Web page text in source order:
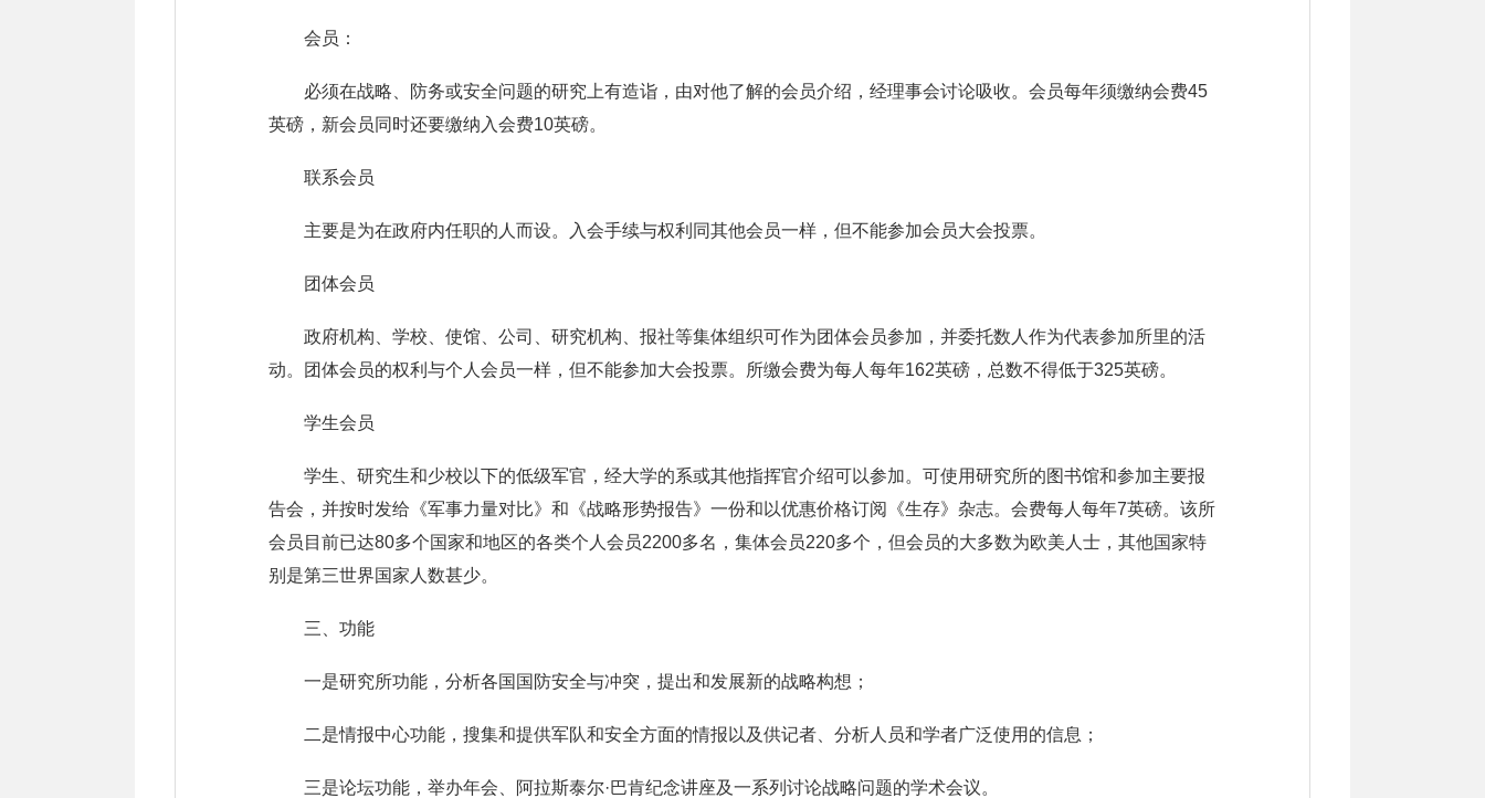
会员：
必须在战略、防务或安全问题的研究上有造诣，由对他了解的会员介绍，经理事会讨论吸收。会员每年须缴纳会费45
英磅，新会员同时还要缴纳入会费10英磅。
联系会员
主要是为在政府内任职的人而设。入会手续与权利同其他会员一样，但不能参加会员大会投票。
团体会员
政府机构、学校、使馆、公司、研究机构、报社等集体组织可作为团体会员参加，并委托数人作为代表参加所里的活
动。团体会员的权利与个人会员一样，但不能参加大会投票。所缴会费为每人每年162英磅，总数不得低于325英磅。
学生会员
学生、研究生和少校以下的低级军官，经大学的系或其他指挥官介绍可以参加。可使用研究所的图书馆和参加主要报
告会，并按时发给《军事力量对比》和《战略形势报告》一份和以优惠价格订阅《生存》杂志。会费每人每年7英磅。该所
会员目前已达80多个国家和地区的各类个人会员2200多名，集体会员220多个，但会员的大多数为欧美人士，其他国家特
别是第三世界国家人数甚少。
三、功能
一是研究所功能，分析各国国防安全与冲突，提出和发展新的战略构想；
二是情报中心功能，搜集和提供军队和安全方面的情报以及供记者、分析人员和学者广泛使用的信息；
三是论坛功能，举办年会、阿拉斯泰尔·巴肯纪念讲座及一系列讨论战略问题的学术会议。